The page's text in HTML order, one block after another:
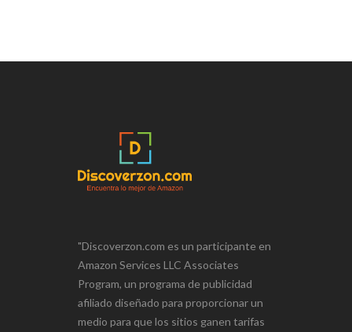
"Discoverzon.com es un participante en
Amazon Services LLC Associates
Program, un programa de publicidad
afiliado diseñado para proporcionar un
medio para que los sitios ganen tarifas